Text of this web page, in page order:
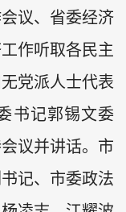
议、省委经济
作听取各民主
党派人士代表
书记郭锡文委
议并讲话。市
记、市委政法